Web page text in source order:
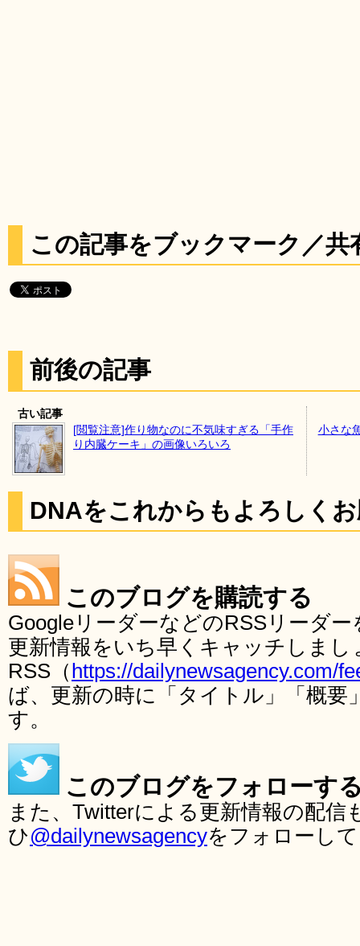
この記事をブックマーク／共
前後の記事
古い記事
[閲覧注意]作り物なのに不気味すぎる「手作
り内臓ケーキ」の画像いろいろ
小さな
DNAをこれからもよろしく
このブログを購読する
GoogleリーダーなどのRSSリーダ
更新情報をいち早くキャッチしま
RSS（ https://dailynewsagency.com/
ば、更新の時に「タイトル」「概要
す。
このブログをフォローす
また、Twitterによる更新情報の配
ひ@dailynewsagencyをフォローし